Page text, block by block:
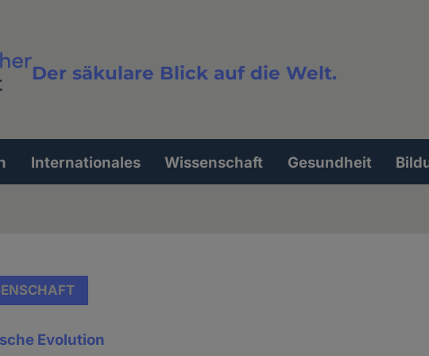
Der säkulare Blick auf die Welt.
Volltextsuche
Internationales Wissenschaft Gesundheit
Evolution